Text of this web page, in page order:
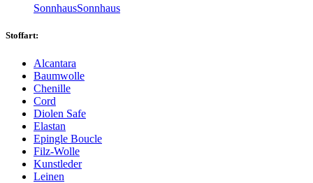
SonnhausSonnhaus
Stoffart:
Alcantara
Baumwolle
Chenille
Cord
Diolen Safe
Elastan
Epingle Boucle
Filz-Wolle
Kunstleder
Leinen